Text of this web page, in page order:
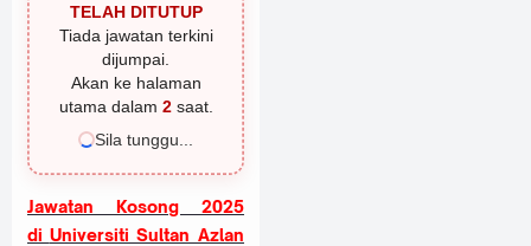
TELAH DITUTUP
Tiada jawatan terkini
dijumpai.
Akan ke halaman
utama dalam 1saat.
Sila tunggu...
Jawatan Kosong 2025
di Universiti Sultan Azlan